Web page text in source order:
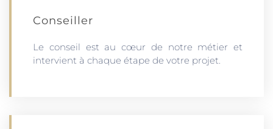
Conseiller
Le conseil est au cœur de notre métier et
intervient à chaque étape de votre projet.